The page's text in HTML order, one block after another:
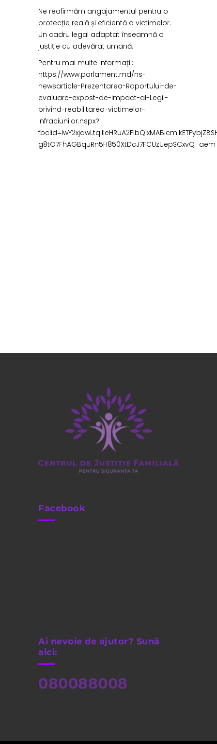
Ne reafirmăm angajamentul pentru o
protecție reală și eficientă a victimelor.
Un cadru legal adaptat înseamnă o
justiție cu adevărat umană.
Pentru mai multe informații:
https://www.parlament.md/ns-
newsarticle-Prezentarea-Raportului-de-
evaluare-expost-de-impact-al-Legii-
privind-reabilitarea-victimelor-
infraciunilor.nspx?
Facebook
Ai nevoie de ajutor? Sună
aici:
080088008